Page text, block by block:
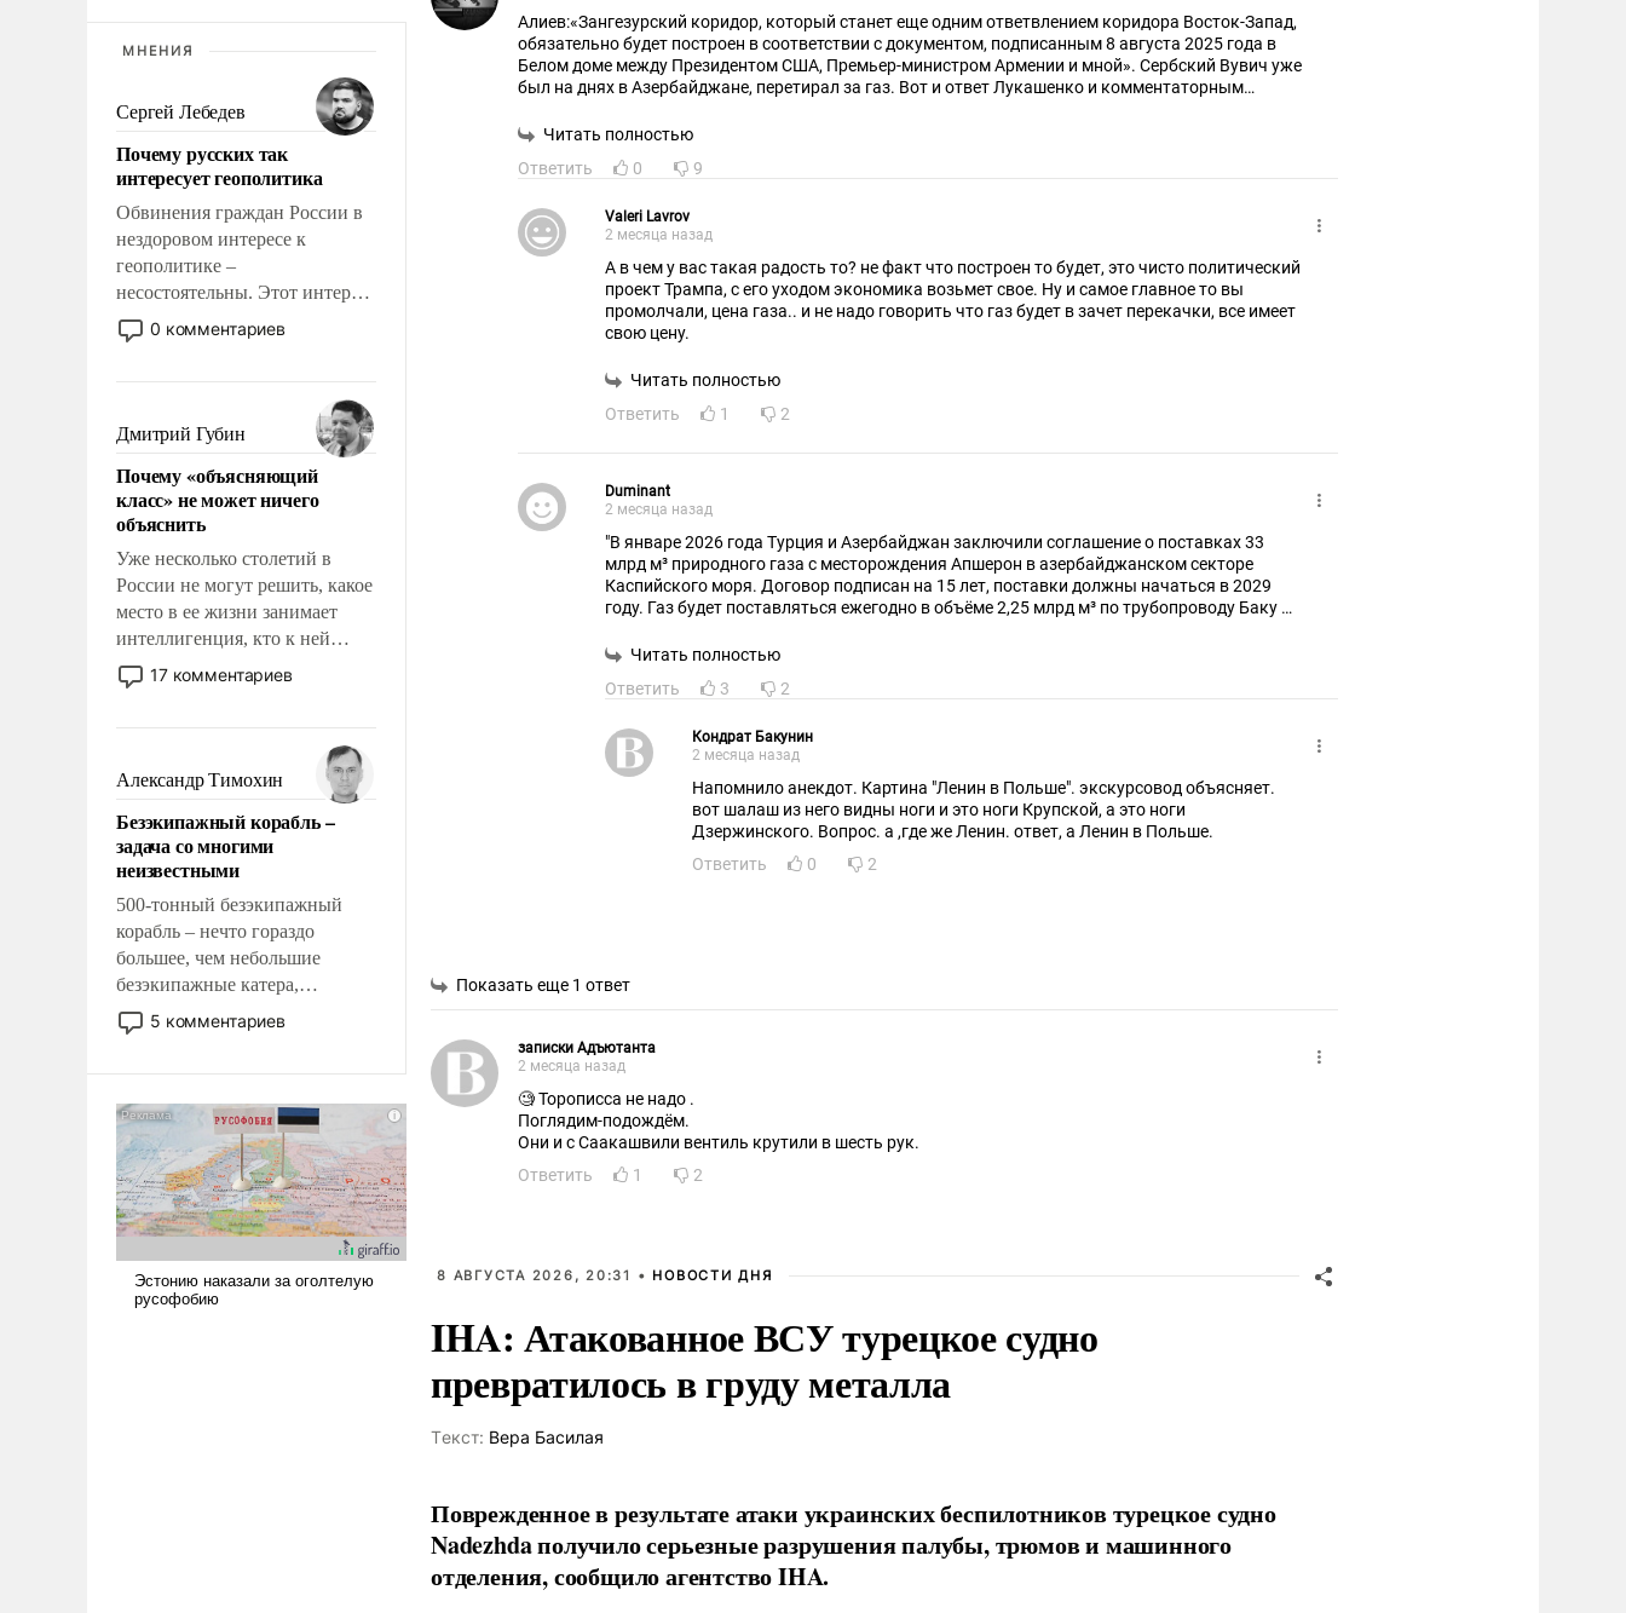
МНЕНИЯ
Сергей Лебедев
Почему русских так
интересует геополитика
Обвинения граждан России в
нездоровом интересе к
геополитике –
несостоятельны. Этот интерес
рационален и прагматичен. Он
обусловлен тысячелетним
фундаментальным знанием,
что мировая политика имеет
свойство заявляться на порог
нашего дома.
0 комментариев
Дмитрий Губин
Почему «объясняющий
класс» не может ничего
объяснить
Уже несколько столетий в
России не могут решить, какое
место в ее жизни занимает
интеллигенция, кто к ней
принадлежит, а кого из нее
исключили с правом
чем она отличается от просто
образованных людей. Иногда
казалось, что эти вопросы
решены раз и навсегда, но –
нет, не решены.
17 комментариев
Александр Тимохин
Безэкипажный корабль –
задача со многими
неизвестными
500-тонный безэкипажный
корабль – нечто гораздо
большее, чем небольшие
безэкипажные катера,
применение которых уже
стало обыденностью. Задача по
и ее реализация радикально
поднимет наши боевые
возможности.
5 комментариев
Алиев:«Зангезурский коридор, который станет еще одним ответвлением коридора Восток-Запад,
обязательно будет построен в соответствии с документом, подписанным 8 августа 2025 года в
Белом доме между Президентом США, Премьер-министром Армении и мной». Сербский Вувич уже
был на днях в Азербайджане, перетирал за газ. Вот и ответ Лукашенко и комментаторным
Читать полностью
Ответить
0 9
Valeri Lavrov
2 месяца назад
А в чем у вас такая радость то? не факт что построен то будет, это чисто политический
проект Трампа, с его уходом экономика возьмет свое. Ну и самое главное то вы
промолчали, цена газа.. и не надо говорить что газ будет в зачет перекачки, все имеет
свою цену.
Читать полностью
Ответить
1 2
Duminant
2 месяца назад
"В январе 2026 года Турция и Азербайджан заключили соглашение о поставках 33
млрд м³ природного газа с месторождения Апшерон в азербайджанском секторе
Каспийского моря. Договор подписан на 15 лет, поставки должны начаться в 2029
году. Газ будет поставляться ежегодно в объёме 2,25 млрд м³ по трубопроводу Баку —
Читать полностью
Ответить
3 2
Кондрат Бакунин
2 месяца назад
Напомнило анекдот. Картина "Ленин в Польше". экскурсовод объясняет.
вот шалаш из него видны ноги и это ноги Крупской, а это ноги
Дзержинского. Вопрос. а ,где же Ленин. ответ, а Ленин в Польше.
Ответить
0 2
Показать еще 1 ответ
записки Адъютанта
2 месяца назад
🧐 Торописса не надо .
Поглядим-подождём.
Они и с Саакашвили вентиль крутили в шесть рук.
Ответить
1 2
8 АВГУСТА 2026, 20:31 • НОВОСТИ ДНЯ
IHA: Атакованное ВСУ турецкое судно
превратилось в груду металла
Tекст: Вера Басилая
Поврежденное в результате атаки украинских беспилотников турецкое судно
Nadezhda получило серьезные разрушения палубы, трюмов и машинного
отделения, сообщило агентство IHA.